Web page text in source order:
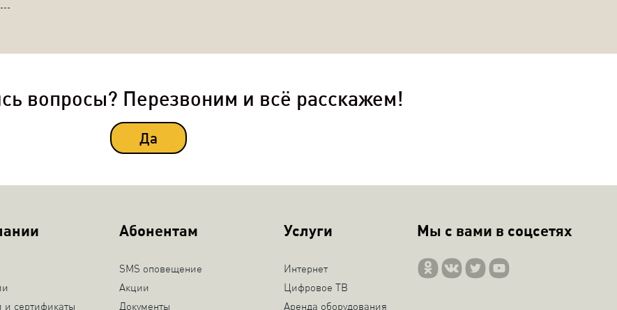
вопросы? Перезвоним и всё расскажем!
Да
сертификаты
Абонентам
SMS оповещение
Акции
Документы
Услуги
Интернет
Цифровое ТВ
Аренда оборудования
Мы с вами в соцсетях